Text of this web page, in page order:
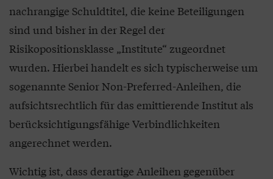
nachrangige Schuldtitel, die keine Beteiligungen
sind und bisher in der Regel der
Risikopositionsklasse „Institute“ zugeordnet
wurden. Hierbei handelt es sich typischerweise um
sogenannte Senior Non-Preferred-Anleihen, die
aufsichtsrechtlich für das emittierende Institut als
berücksichtigungsfähige Verbindlichkeiten
angerechnet werden.
Wichtig ist, dass derartige Anleihen gegenüber